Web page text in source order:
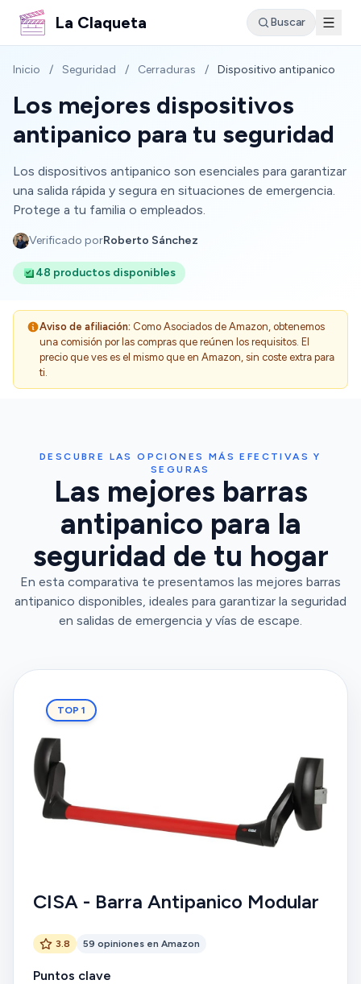
La Claqueta Buscar
Inicio / Seguridad / Cerraduras / Dispositivo antipanico
Los mejores dispositivos
antipanico para tu seguridad
Los dispositivos antipanico son esenciales para garantizar
una salida rápida y segura en situaciones de emergencia.
Protege a tu familia o empleados.
Verificado porRoberto Sánchez
48 productos disponibles
Aviso de afiliación: Como Asociados de Amazon, obtenemos
una comisión por las compras que reúnen los requisitos. El
precio que ves es el mismo que en Amazon, sin coste extra para
ti.
DESCUBRE LAS OPCIONES MÁS EFECTIVAS Y
SEGURAS
Las mejores barras
antipanico para la
seguridad de tu hogar
En esta comparativa te presentamos las mejores barras
antipanico disponibles, ideales para garantizar la seguridad
en salidas de emergencia y vías de escape.
TOP 1
CISA - Barra Antipanico Modular
3.8 59 opiniones en Amazon
Puntos clave